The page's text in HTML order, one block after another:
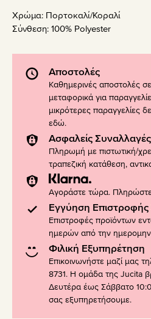
Χρώμα: Πορτοκαλί/Κοραλί
Σύνθεση: 100% Polyester
Αποστολές
Καθημερινές αποστολές
μεταφορικά για
μικρότερες παραγγελίες
εδώ.
Ασφαλείς Συναλλαγές
Πληρωμή με πιστωτική/
τραπεζική κατάθεση,
Αγοράστε τώρα.
Εγγύηση
Επιστροφές προϊόντων
ημερών από την
Φιλική Εξυπηρέτηση
Επικοινωνήστε μαζί μας
8731. Η ομάδα της Jucita
Δευτέρα έως Σάββατο
σας εξυπηρετήσουμε.